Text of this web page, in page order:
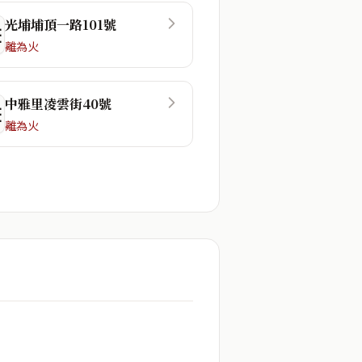
光埔埔頂一路101號
離為火
中雅里凌雲街40號
離為火